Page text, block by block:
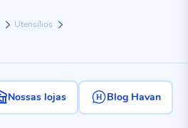
Utensílios
Nossas lojas Blog Havan